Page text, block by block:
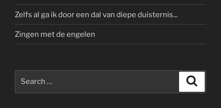
Zelfs al ga ik door een dal van diepe duisternis...
Zingen met de engelen